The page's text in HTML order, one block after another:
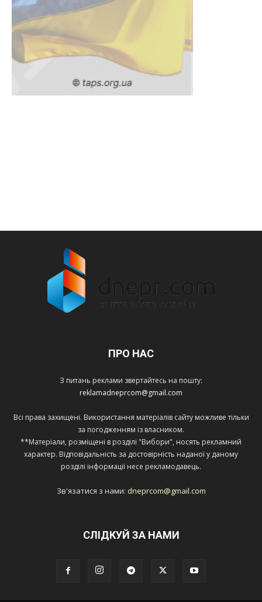
ПРО НАС
З питань реклами звертайтесь на пошту:
reklamadneprcom@gmail.com
Всі права захищені. Використання матеріалів сайту можливе тільки
за погодженням із власником.
**Матеріали, розміщені в розділі "Вибори", носять рекламний
характер. Відповідальність за достовірність наданої у даному
розділі інформації несе рекламодавець.
Зв'язатися з нами: dneprcom@gmail.com
СЛІДКУЙ ЗА НАМИ